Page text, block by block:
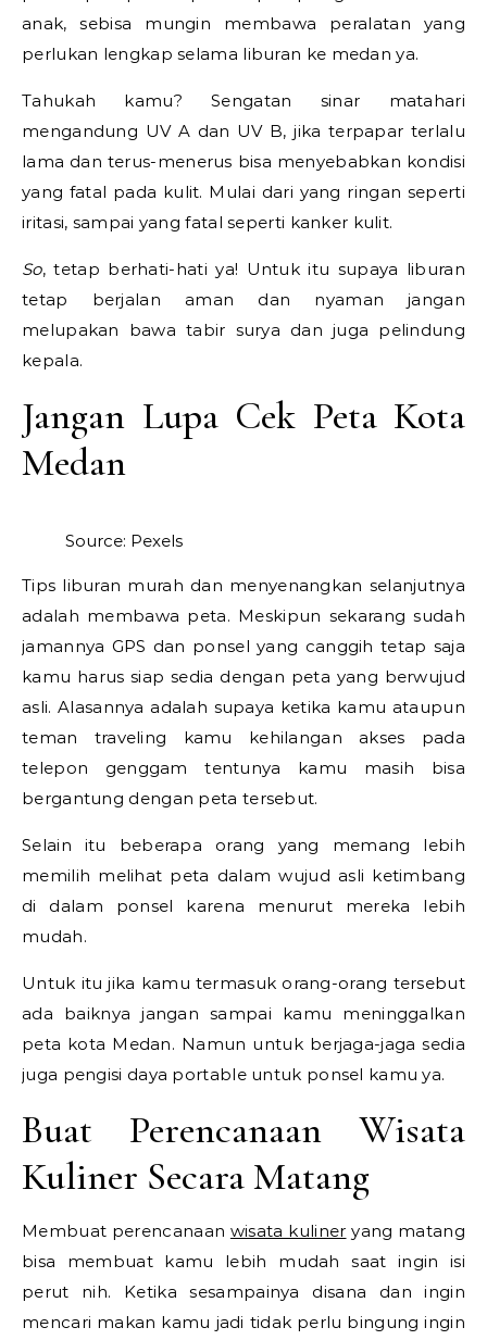
anak, sebisa mungin membawa peralatan yang
perlukan lengkap selama liburan ke medan ya.
Tahukah kamu? Sengatan sinar matahari
mengandung UV A dan UV B, jika terpapar terlalu
lama dan terus-menerus bisa menyebabkan kondisi
yang fatal pada kulit. Mulai dari yang ringan seperti
iritasi, sampai yang fatal seperti kanker kulit.
So, tetap berhati-hati ya! Untuk itu supaya liburan
tetap berjalan aman dan nyaman jangan
melupakan bawa tabir surya dan juga pelindung
kepala.
Jangan Lupa Cek Peta Kota
Medan
Source: Pexels
Tips liburan murah dan menyenangkan selanjutnya
adalah membawa peta. Meskipun sekarang sudah
jamannya GPS dan ponsel yang canggih tetap saja
kamu harus siap sedia dengan peta yang berwujud
asli. Alasannya adalah supaya ketika kamu ataupun
teman traveling kamu kehilangan akses pada
telepon genggam tentunya kamu masih bisa
bergantung dengan peta tersebut.
Selain itu beberapa orang yang memang lebih
memilih melihat peta dalam wujud asli ketimbang
di dalam ponsel karena menurut mereka lebih
mudah.
Untuk itu jika kamu termasuk orang-orang tersebut
ada baiknya jangan sampai kamu meninggalkan
peta kota Medan. Namun untuk berjaga-jaga sedia
juga pengisi daya portable untuk ponsel kamu ya.
Buat Perencanaan Wisata
Kuliner Secara Matang
Membuat perencanaan wisata kuliner yang matang
bisa membuat kamu lebih mudah saat ingin isi
perut nih. Ketika sesampainya disana dan ingin
mencari makan kamu jadi tidak perlu bingung ingin